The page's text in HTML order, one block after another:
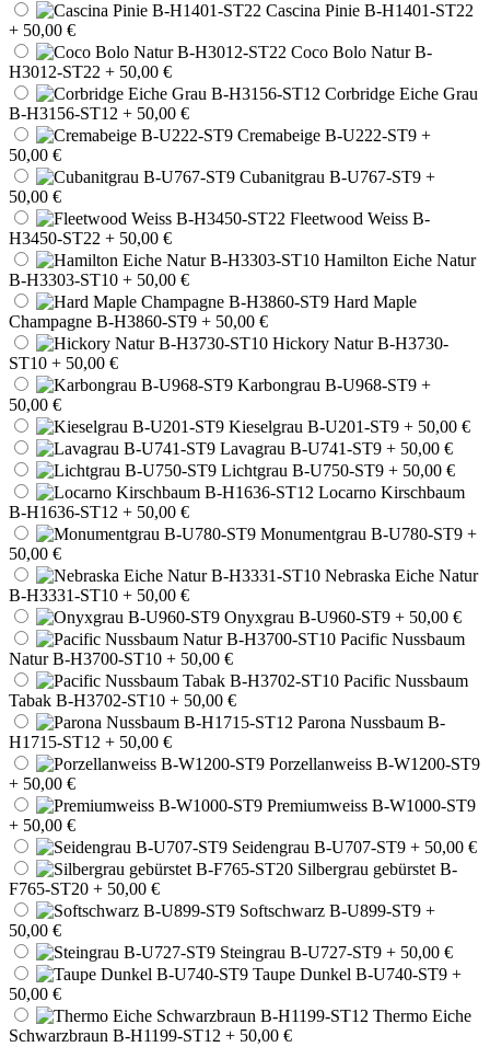
Cascina Pinie B-H1401-ST22
+ 50,00 €
Coco Bolo Natur B-
H3012-ST22 + 50,00 €
Corbridge Eiche Grau
B-H3156-ST12 + 50,00 €
Cremabeige B-U222-ST9 +
50,00 €
Cubanitgrau B-U767-ST9 +
50,00 €
Fleetwood Weiss B-
H3450-ST22 + 50,00 €
Hamilton Eiche Natur
B-H3303-ST10 + 50,00 €
Hard Maple
Champagne B-H3860-ST9 + 50,00 €
Hickory Natur B-H3730-
ST10 + 50,00 €
Karbongrau B-U968-ST9 +
50,00 €
Kieselgrau B-U201-ST9 + 50,00 €
Lavagrau B-U741-ST9 + 50,00 €
Lichtgrau B-U750-ST9 + 50,00 €
Locarno Kirschbaum
B-H1636-ST12 + 50,00 €
Monumentgrau B-U780-ST9 +
50,00 €
Nebraska Eiche Natur
B-H3331-ST10 + 50,00 €
Onyxgrau B-U960-ST9 + 50,00 €
Pacific Nussbaum
Natur B-H3700-ST10 + 50,00 €
Pacific Nussbaum
Tabak B-H3702-ST10 + 50,00 €
Parona Nussbaum B-
H1715-ST12 + 50,00 €
Porzellanweiss B-W1200-ST9
+ 50,00 €
Premiumweiss B-W1000-ST9
+ 50,00 €
Seidengrau B-U707-ST9 + 50,00 €
Silbergrau gebürstet B-
F765-ST20 + 50,00 €
Softschwarz B-U899-ST9 +
50,00 €
Steingrau B-U727-ST9 + 50,00 €
Taupe Dunkel B-U740-ST9 +
50,00 €
Thermo Eiche
Schwarzbraun B-H1199-ST12 + 50,00 €